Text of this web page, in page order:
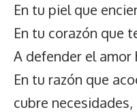
En tu piel que
En tu corazón que
A defender el amor
En tu razón que
cubre necesidades,